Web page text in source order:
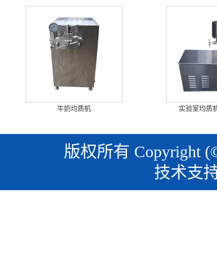
牛奶均质机 实验室均质
版权所有 Copyright
技术支